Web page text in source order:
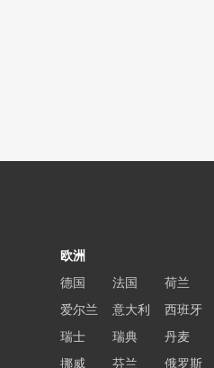
欧洲
德国
法国
荷兰
爱尔兰
意大利
西班牙
瑞士
瑞典
丹麦
挪威
芬兰 俄罗斯